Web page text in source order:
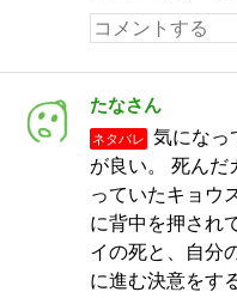
たなさん
ネタバレ
気になっ
が良い。 死んだ
っていたキョウ
に背中を押され
イの死と、自分
に進む決意をす